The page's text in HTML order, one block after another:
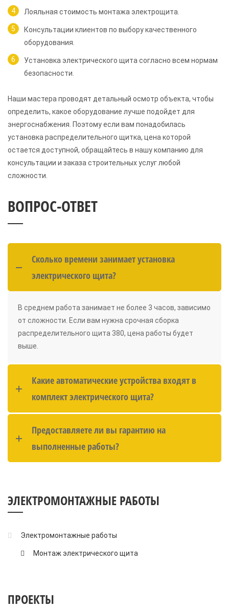
Лояльная стоимость монтажа электрощита.
Консультации клиентов по выбору качественного
оборудования.
Установка электрического щита согласно всем нормам
безопасности.
Наши мастера проводят детальный осмотр объекта, чтобы
определить, какое оборудование лучше подойдет для
энергоснабжения. Поэтому если вам понадобилась
установка распределительного щитка, цена которой
остается доступной, обращайтесь в нашу компанию для
консультации и заказа строительных услуг любой
сложности.
ВОПРОС-ОТВЕТ
Сколько времени занимает установка
электрического щита?
В среднем работа занимает не более 3 часов, зависимо
от сложности. Если вам нужна срочная сборка
распределительного щита 380, цена работы будет
выше.
Какие автоматические устройства входят в
комплект электрического щита?
Предоставляете ли вы гарантию на
выполненные работы?
ЭЛЕКТРОМОНТАЖНЫЕ РАБОТЫ
Электромонтажные работы
Монтаж электрического щита
ПРОЕКТЫ